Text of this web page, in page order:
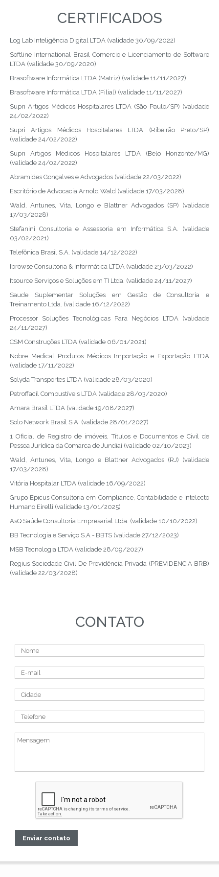
CERTIFICADOS
Log Lab Inteligência Digital LTDA (validade 30/09/2022)
Softline International Brasil Comercio e Licenciamento de Software
LTDA (validade 30/09/2020)
Brasoftware Informática LTDA (Matriz) (validade 11/11/2027)
Brasoftware Informática LTDA (Filial) (validade 11/11/2027)
Supri Artigos Médicos Hospitalares LTDA (São Paulo/SP) (validade
24/02/2022)
Supri Artigos Médicos Hospitalares LTDA (Ribeirão Preto/SP)
(validade 24/02/2022)
Supri Artigos Médicos Hospitalares LTDA (Belo Horizonte/MG)
(validade 24/02/2022)
Abramides Gonçalves e Advogados (validade 22/03/2022)
Escritório de Advocacia Arnold Wald (validade 17/03/2028)
Wald, Antunes, Vita, Longo e Blattner Advogados (SP) (validade
17/03/2028)
Stefanini Consultoria e Assessoria em Informática S.A. (validade
03/02/2021)
Telefônica Brasil S.A. (validade 14/12/2022)
Ibrowse Consultoria & Informática LTDA (validade 23/03/2022)
Itsource Serviços e Soluções em TI Ltda. (validade 24/11/2027)
Saude Suplementar Soluções em Gestão de Consultoria e
Treinamento Ltda. (validade 16/12/2022)
Processor Soluções Tecnológicas Para Negócios LTDA (validade
24/11/2027)
CSM Construções LTDA (validade 06/01/2021)
Nobre Medical Produtos Médicos Importação e Exportação LTDA
(validade 17/11/2022)
Solyda Transportes LTDA (validade 28/03/2020)
Petroffacil Combustíveis LTDA (validade 28/03/2020)
Amara Brasil LTDA (validade 19/08/2027)
Solo Network Brasil S.A. (validade 28/01/2027)
1 Oficial de Registro de imóveis, Títulos e Documentos e Civil de
Pessoa Jurídica da Comarca de Jundiaí (validade 02/10/2023)
Wald, Antunes, Vita, Longo e Blattner Advogados (RJ) (validade
17/03/2028)
Vitória Hospitalar LTDA (validade 16/09/2022)
Grupo Epicus Consultoria em Compliance, Contabilidade e Intelecto
Humano Eirelli (validade 13/01/2025)
AsQ Saúde Consultoria Empresarial Ltda. (validade 10/10/2022)
BB Tecnologia e Serviço S.A - BBTS (validade 27/12/2023)
MSB Tecnologia LTDA (validade 28/09/2027)
Regius Sociedade Civil De Previdência Privada (PREVIDENCIA BRB)
(validade 22/03/2028)
CONTATO